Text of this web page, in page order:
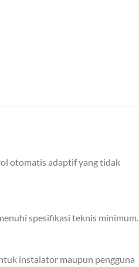
otomatis adaptif yang tidak
spesifikasi teknis minimum.
instalator maupun pengguna